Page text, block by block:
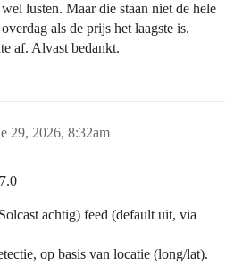
lusten. Maar die staan niet de hele
als de prijs het laagste is.
af. Alvast bedankt.
29, 2026, 8:32am
achtig) feed (default uit, via
op basis van locatie (long/lat).